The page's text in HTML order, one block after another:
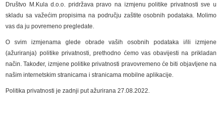
Društvo M.Kula d.o.o. pridržava pravo na izmjenu politike privatnosti sve u
skladu sa važećim propisima na području zaštite osobnih podataka. Molimo
vas da ju povremeno pregledate.
O svim izmjenama glede obrade vaših osobnih podataka i/ili izmjene
(ažuriranja) politike privatnosti, prethodno ćemo vas obavijesti na prikladan
način. Također, izmjene politike privatnosti pravovremeno će biti objavljene na
našim internetskim stranicama i stranicama mobilne aplikacije.
Politika privatnosti je zadnji put ažurirana 27.08.2022.